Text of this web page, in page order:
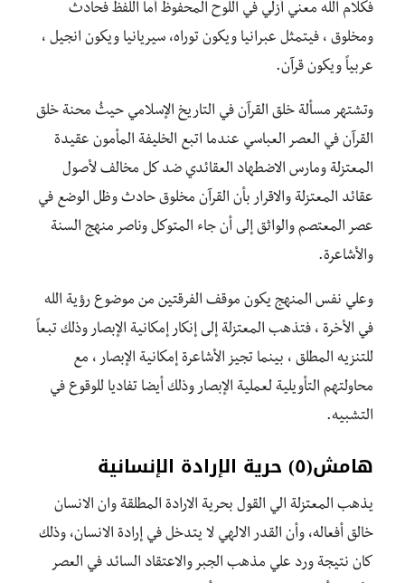
فكلام الله معني أزلي في اللوح المحفوظ أما اللفظ فحادث
ومخلوق ، فيتمثل عبرانيا ويكون توراه، سيريانيا ويكون انجيل ،
عربياً ويكون قرآن.
وتشتهر مسألة خلق القرآن في التاريخ الإسلامي حيثُ محنة خلق
القرآن في العصر العباسي عندما اتبع الخليفة المأمون عقيدة
المعتزلة ومارس الاضطهاد العقائدي ضد كل مخالف لأصول
عقائد المعتزلة والاقرار بأن القرآن مخلوق حادث وظل الوضع في
عصر المعتصم والواثق إلى أن جاء المتوكل وناصر منهج السنة
والأشاعرة.
وعلي نفس المنهج يكون موقف الفرقتين من موضوع رؤية الله
في الأخرة ، فتذهب المعتزلة إلى إنكار إمكانية الإبصار وذلك تبعاً
للتنزيه المطلق ، بينما تجيز الأشاعرة إمكانية الإبصار ، مع
محاولتهم التأويلية لعملية الإبصار وذلك أيضا تفاديا للوقوع في
التشبيه.
هامش(٥) حرية الإرادة الإنسانية
يذهب المعتزلة الي القول بحرية الارادة المطلقة وان الانسان
خالق أفعاله، وأن القدر الالهي لا يتدخل في إرادة الانسان، وذلك
كان نتيجة ورد علي مذهب الجبر والاعتقاد السائد في العصر